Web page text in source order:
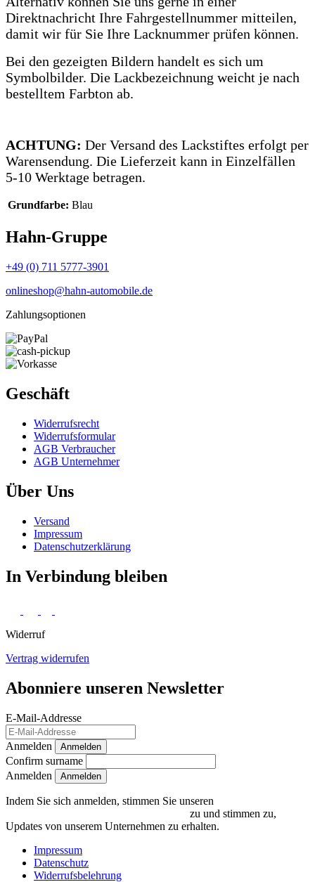
Direktnachricht Ihre Fahrgestellnummer mitteilen,
damit wir für Sie Ihre Lacknummer prüfen können.
Bei den gezeigten Bildern handelt es sich um
Symbolbilder. Die Lackbezeichnung weicht je nach
bestelltem Farbton ab.
ACHTUNG: Der Versand des Lackstiftes erfolgt per
Warensendung. Die Lieferzeit kann in Einzelfällen
5-10 Werktage betragen.
Grundfarbe: Blau
Hahn-Gruppe
+49 (0) 711 5777-3901
onlineshop@hahn-automobile.de
Zahlungsoptionen
Geschäft
Widerrufs­recht
Widerrufs­formular
AGB Verbraucher
AGB Unternehmer
Über Uns
Versand
Impressum
Daten­schutz­erklärung
In Verbindung bleiben
Widerruf
Vertrag widerrufen
Abonniere unseren Newsletter
E-Mail-Addresse
Anmelden Anmelden
Confirm surname
Anmelden
Indem Sie sich anmelden, stimmen Sie unseren
zu und stimmen zu,
Updates von unserem Unternehmen zu erhalten.
Impressum
Datenschutz
Widerrufsbelehrung